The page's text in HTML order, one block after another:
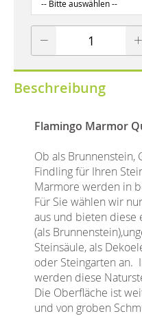
Beschreibung
Flamingo Marmor
Ob als Brunnenstein,
Findling für Ihren
Marmore werden in
Für Sie wählen wir
aus und bieten
(als
Steinsäule, als
oder Steingarten an.
werden diese
Die Oberfläche ist
und von groben